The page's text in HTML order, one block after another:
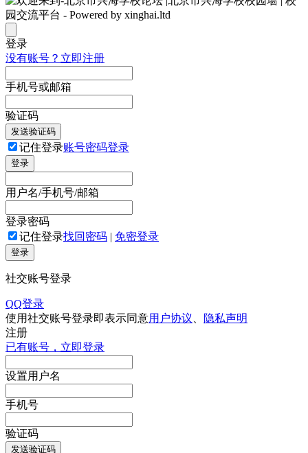
登录
没有账号？立即注册
手机号或邮箱
验证码
发送验证码
记住登录账号密码登录
登录
用户名/手机号/邮箱
登录密码
记住登录找回密码 | 免密登录
登录
社交账号登录
QQ登录
使用社交账号登录即表示同意用户协议
隐私声明
注册
已有账号，立即登录
设置用户名
手机号
验证码
发送验证码